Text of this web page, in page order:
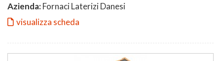
Azienda:Fornaci Laterizi Danesi
visualizza scheda